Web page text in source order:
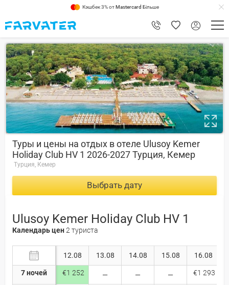
Кэшбек 3% отMastercard Більше
8.6
Туры и цены на отдых в отеле Ulusoy Kemer
Holiday Club HV 1 2026-2027 Турция, Кемер
Турция, Кемер
Выбрать дату
Ulusoy Kemer Holiday Club HV 1
Календарь цен2 туриста
7 ночей
12.08 13.08 14.08 15.08 16.08
€1 252 €1 293